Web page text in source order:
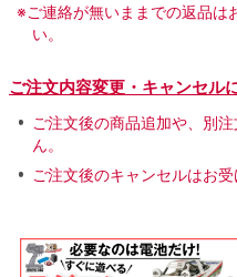
※ご連絡が無いままでの返品は
い。
ご注文内容変更・キャンセル
ご注文後の商品追加や、別
ん。
ご注文後のキャンセルはお